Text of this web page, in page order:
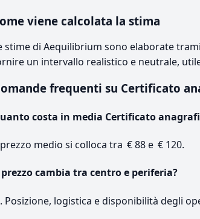
viene calcolata la stima
stime di Aequilibrium sono elaborate
un intervallo realistico e neutrale,
frequenti su Certificato
costa in media Certificato
medio si colloca tra € 88 e € 120.
cambia tra centro e periferia?
Posizione, logistica e disponibilità degli